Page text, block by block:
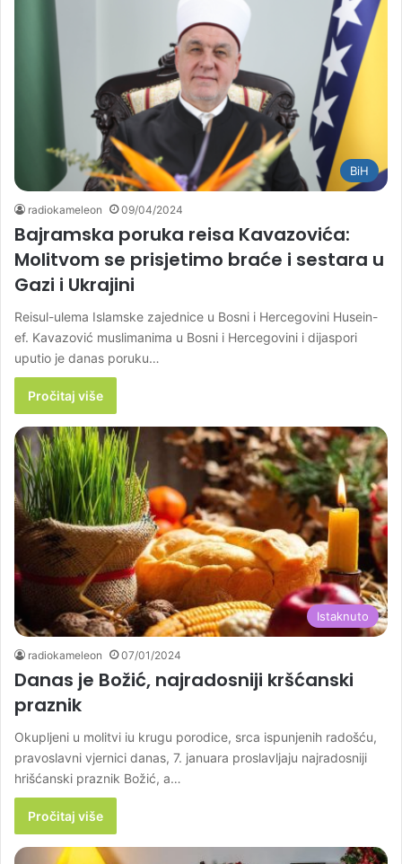
BiH
radiokameleon 09/04/2024
Bajramska poruka reisa Kavazovića:
Molitvom se prisjetimo braće i sestara u
Gazi i Ukrajini
Reisul-ulema Islamske zajednice u Bosni i Hercegovini Husein-
ef. Kavazović muslimanima u Bosni i Hercegovini i dijaspori
uputio je danas poruku…
Pročitaj više
Istaknuto
radiokameleon 07/01/2024
Danas je Božić, najradosniji kršćanski
praznik
Okupljeni u molitvi iu krugu porodice, srca ispunjenih radošću,
pravoslavni vjernici danas, 7. januara proslavljaju najradosniji
hrišćanski praznik Božić, a…
Pročitaj više